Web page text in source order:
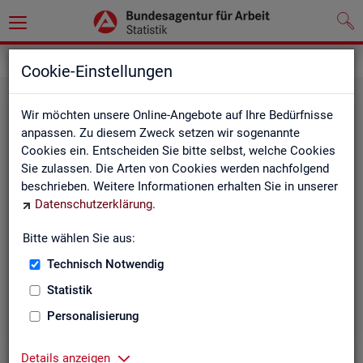
Cookie-Einstellungen
Wir möchten unsere Online-Angebote auf Ihre Bedürfnisse
anpassen. Zu diesem Zweck setzen wir sogenannte
Cookies ein. Entscheiden Sie bitte selbst, welche Cookies
Sie zulassen. Die Arten von Cookies werden nachfolgend
beschrieben. Weitere Informationen erhalten Sie in unserer
Datenschutzerklärung.
Bitte wählen Sie aus:
Technisch Notwendig
Statistik
Personalisierung
Details anzeigen
Hier stehen unsere Basisgrundlagen:
Kurzinformationen, Glossar, Kennzahlensteckbriefe,